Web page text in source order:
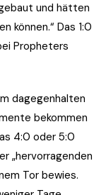
und hätten
können.“ Das 1:0
Propheters
dagegenhalten
bekommen
4:0 oder 5:0
„hervorragenden
Tor bewies.